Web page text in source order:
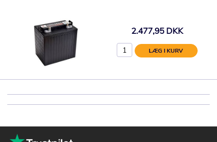
2.477,95 DKK
LÆG I KURV